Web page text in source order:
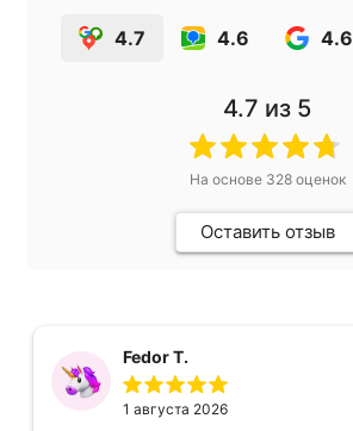
4.7 4.6 4.6
4.7 из 5
На основе 328оценок
Оставить отзыв
Fedor T.
1 августа 2026